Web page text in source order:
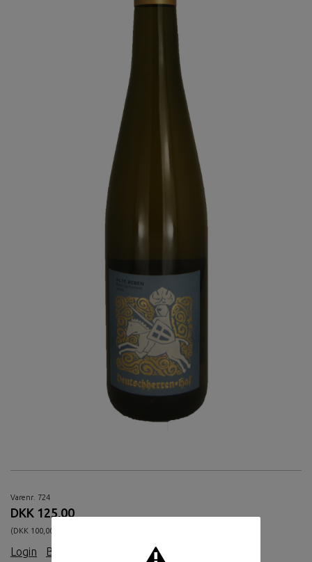
Varenr. 724
DKK 125,00
(DKK 100,00 ekskl. moms.)
Login Bliv medlem